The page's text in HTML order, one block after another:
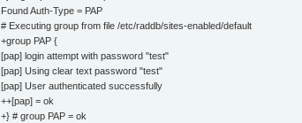
Found Auth-Type = PAP
# Executing group from file /etc/raddb/sites-enabled/default
+group PAP {
[pap] login attempt with password "test"
[pap] Using clear text password "test"
[pap] User authenticated successfully
++[pap] = ok
+} # group PAP = ok